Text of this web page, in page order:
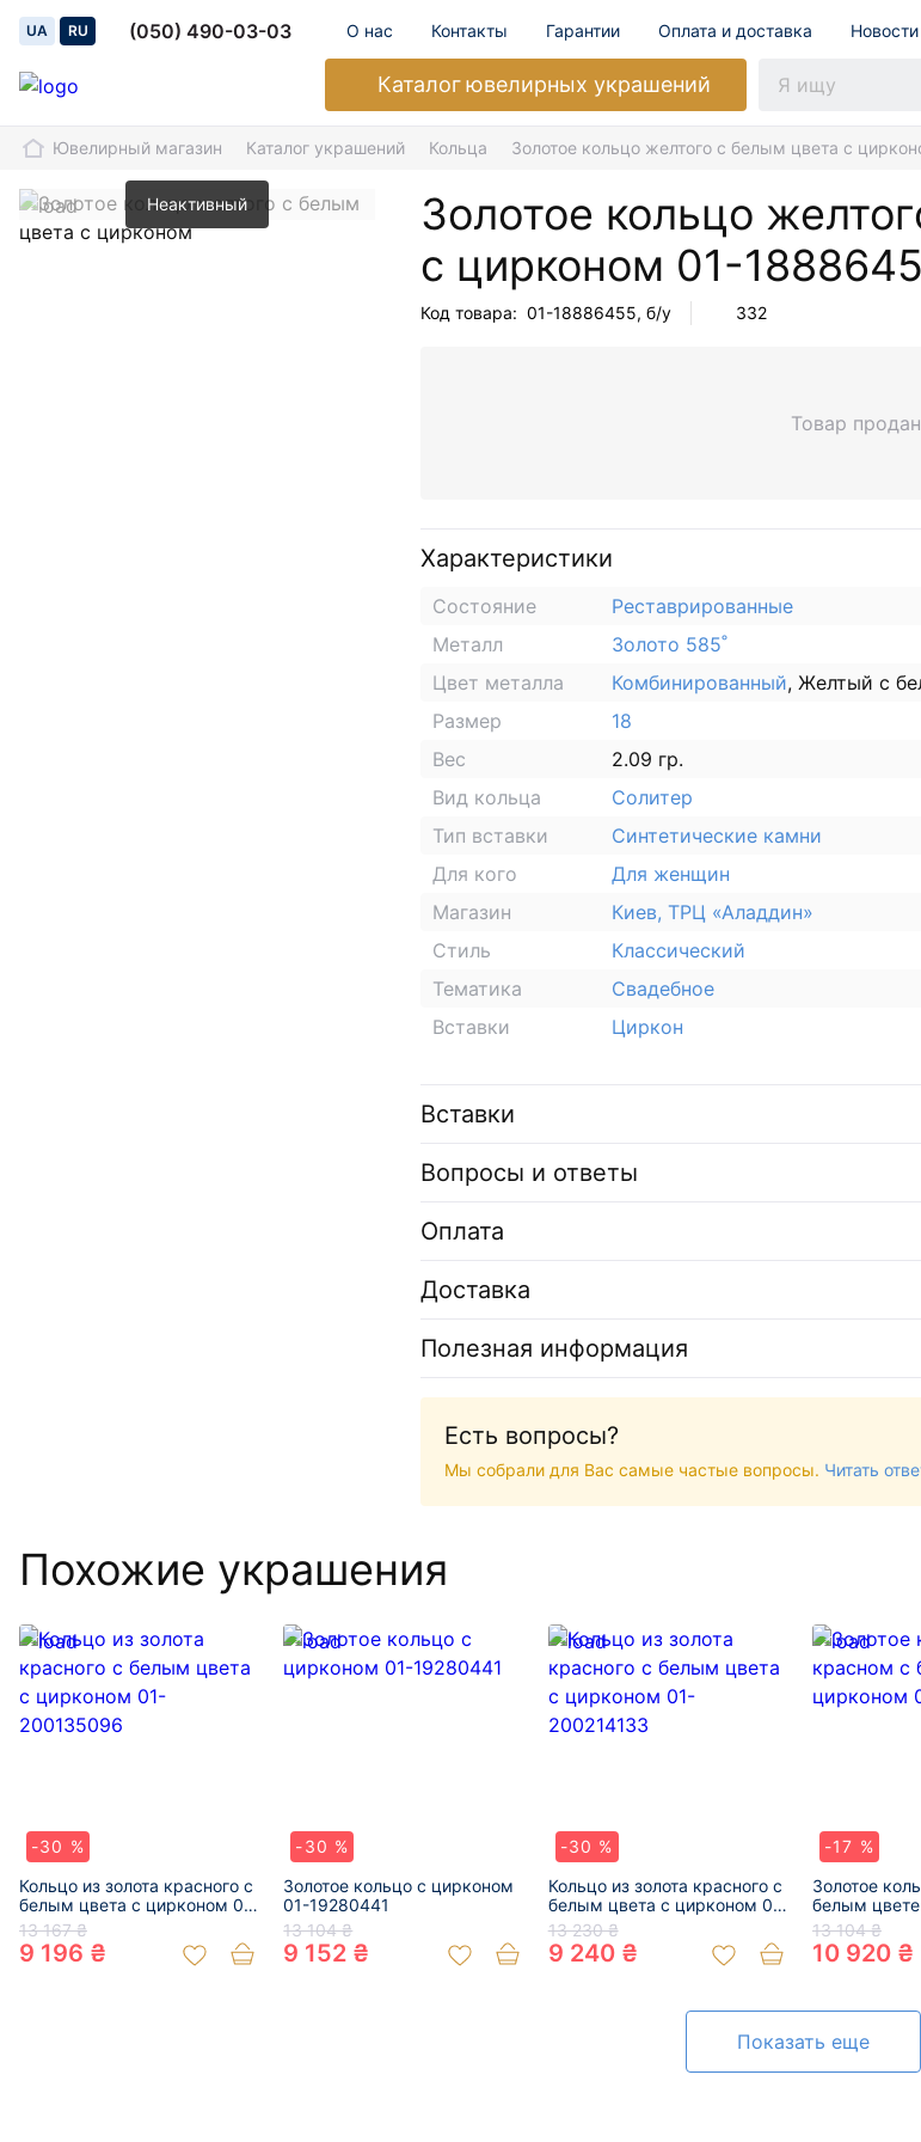
UA RU (050) 490-03-03 О нас Контакты Гарантии Оплата и доставка Новости
Каталогювелирных украшений
Ювелирный магазин Каталог украшений Кольца Золотое кольцо желтого с белым цвета с
Неактивный
Золотое кольцо
с цирконом 01-
Код товара: 01-18886455, б/у 332
Товар продан
Характеристики
Состояние
Реставрированные
Металл
Золото 585˚
Цвет металла
Комбинированный, Желтый с
Размер
18
Вес
2.09 гр.
Вид кольца
Солитер
Тип вставки
Синтетические камни
Для кого
Для женщин
Магазин
Киев, ТРЦ «Аладдин»
Стиль
Классический
Тематика
Свадебное
Вставки
Циркон
Вставки
Вопросы и ответы
Оплата
Доставка
Полезная информация
Есть вопросы?
Мы собрали для Вас самые частые вопросы. Читать
Похожие украшения
-30 %
Кольцо из золота красного с
белым цвета с цирконом 01-
200135096
13 167 ₴
9 196 ₴
-30 %
Золотое кольцо с цирконом
01-19280441
13 104 ₴
9 152 ₴
-30 %
Кольцо из золота красного с
белым цвета с цирконом 01-
200214133
13 230 ₴
9 240 ₴
-17 %
Золотое
белым
200812404
13 104 ₴
10 920 ₴
Показать еще